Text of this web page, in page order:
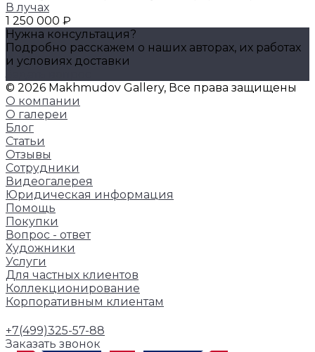
В лучах
1 250 000 ₽
Нужна консультация?
Подробно расскажем о наших авторах, их работах
и условиях доставки
© 2026 Makhmudov Gallery, Все права защищены
О компании
О галереи
Блог
Статьи
Отзывы
Сотрудники
Видеогалерея
Юридическая информация
Помощь
Покупки
Вопрос - ответ
Художники
Услуги
Для частных клиентов
Коллекционирование
Корпоративным клиентам
+7(499)325-57-88
Заказать звонок